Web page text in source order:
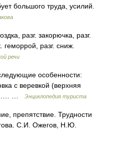
большого труда, усилий.
разг. закорючка, разг.
геморрой, разг. сниж.
речи
особенности:
с веревкой (верхняя
…
Энциклопедия туриста
препятствие. Трудности
С.И. Ожегов, Н.Ю.